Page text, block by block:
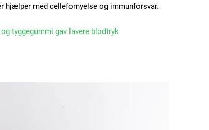
hjælper med cellefornyelse og immunforsvar.
tyggegummi gav lavere blodtryk